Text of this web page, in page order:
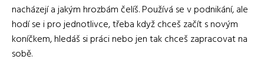
nacházejí a jakým hrozbám čelíš. Používá se v podnikání, ale
hodí se i pro jednotlivce, třeba když chceš začít s novým
koníčkem, hledáš si práci nebo jen tak chceš zapracovat na
sobě.